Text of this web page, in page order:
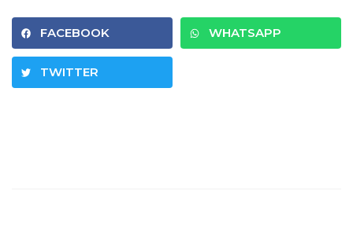
FACEBOOK WHATSAPP
TWITTER